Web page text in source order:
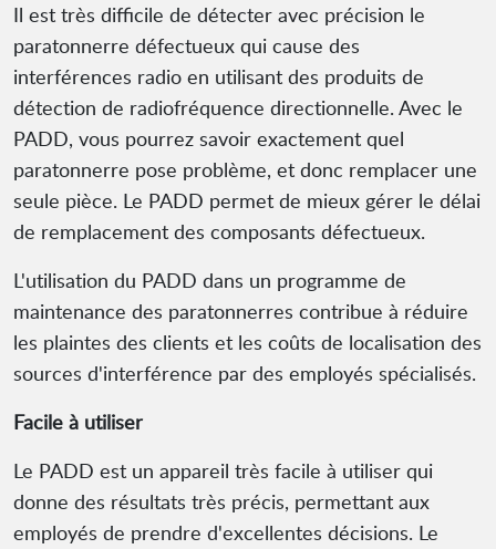
Il est très difficile de détecter avec précision le
paratonnerre défectueux qui cause des
interférences radio en utilisant des produits de
détection de radiofréquence directionnelle. Avec le
PADD, vous pourrez savoir exactement quel
paratonnerre pose problème, et donc remplacer une
seule pièce. Le PADD permet de mieux gérer le délai
de remplacement des composants défectueux.
L'utilisation du PADD dans un programme de
maintenance des paratonnerres contribue à réduire
les plaintes des clients et les coûts de localisation des
sources d'interférence par des employés spécialisés.
Facile à utiliser
Le PADD est un appareil très facile à utiliser qui
donne des résultats très précis, permettant aux
employés de prendre d'excellentes décisions. Le